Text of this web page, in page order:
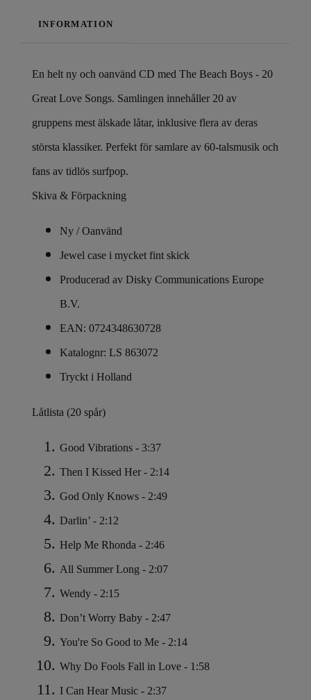
INFORMATION
En helt ny och oanvänd CD med The Beach Boys - 20
Great Love Songs. Samlingen innehåller 20 av
gruppens mest älskade låtar, inklusive flera av deras
största klassiker. Perfekt för samlare av 60-talsmusik och
fans av tidlös surfpop.
Skiva & Förpackning
Ny / Oanvänd
Jewel case i mycket fint skick
Producerad av Disky Communications Europe
B.V.
EAN: 0724348630728
Katalognr: LS 863072
Tryckt i Holland
Låtlista (20 spår)
Good Vibrations - 3:37
Then I Kissed Her - 2:14
God Only Knows - 2:49
Darlin’ - 2:12
Help Me Rhonda - 2:46
All Summer Long - 2:07
Wendy - 2:15
Don’t Worry Baby - 2:47
You're So Good to Me - 2:14
Why Do Fools Fall in Love - 1:58
I Can Hear Music - 2:37